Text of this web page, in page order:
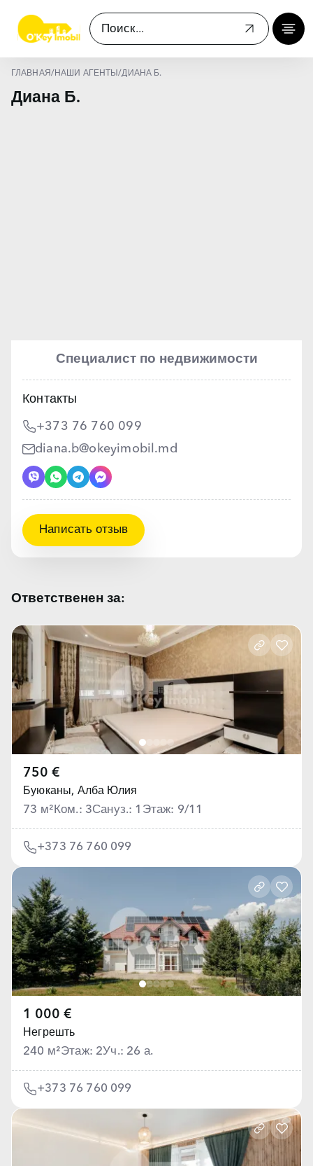
ГЛАВНАЯ/ НАШИ АГЕНТЫ/ДИАНА Б.
Диана Б.
Специалист по недвижимости
Контакты
+373 76 760 099
diana.b@okeyimobil.md
Написать отзыв
Ответственен за:
750 €
Буюканы, Алба Юлия
73 м² Ком.: 3Сануз.: 1 Этаж: 9/11
+373 76 760 099
1 000 €
Негрешть
240 м²Этаж: 2Уч.: 26 а.
+373 76 760 099